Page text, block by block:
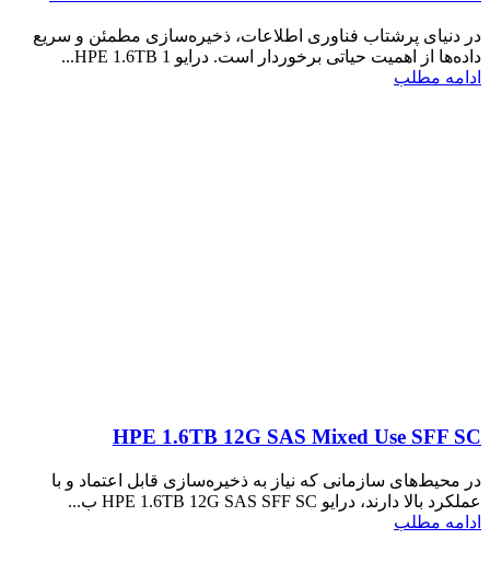
در دنیای پرشتاب فناوری اطلاعات، ذخیره‌سازی مطمئن و سریع
داده‌ها از اهمیت حیاتی برخوردار است. درایو HPE 1.6TB 1...
ادامه مطلب
HPE 1.6TB 12G SAS Mixed Use SFF SC
در محیط‌های سازمانی که نیاز به ذخیره‌سازی قابل اعتماد و با
عملکرد بالا دارند، درایو HPE 1.6TB 12G SAS SFF SC ب...
ادامه مطلب